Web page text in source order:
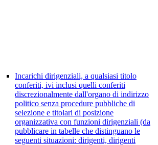
Incarichi dirigenziali, a qualsiasi titolo
conferiti, ivi inclusi quelli conferiti
discrezionalmente dall'organo di indirizzo
politico senza procedure pubbliche di
selezione e titolari di posizione
organizzativa con funzioni dirigenziali (da
pubblicare in tabelle che distinguano le
seguenti situazioni: dirigenti, dirigenti